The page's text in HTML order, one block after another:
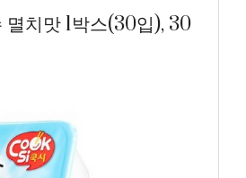
멸치맛 1박스(30입), 30